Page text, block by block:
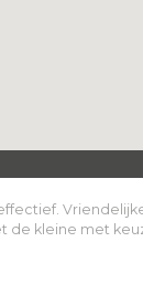
de kleine met